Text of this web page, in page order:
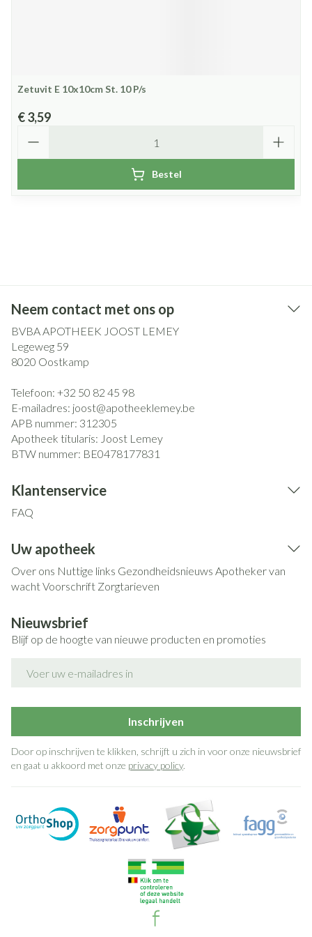
Zetuvit E 10x10cm St. 10 P/s
€ 3,59
Bestel
Neem contact met ons op
BVBA APOTHEEK JOOST LEMEY
Legeweg 59
8020 Oostkamp
Telefoon: +32 50 82 45 98
E-mailadres: joost@apotheeklemey.be
APB nummer: 312305
Apotheek titularis: Joost Lemey
BTW nummer: BE0478177831
Klantenservice
FAQ
Uw apotheek
Over ons Nuttige links Gezondheidsnieuws Apotheker van
wachtVoorschrift Zorgtarieven
Nieuwsbrief
Blijf op de hoogte van nieuwe producten en promoties
Inschrijven
Door op inschrijven te klikken, schrijft u zich in voor onze nieuwsbrief
en gaat u akkoord met onze privacy policy.